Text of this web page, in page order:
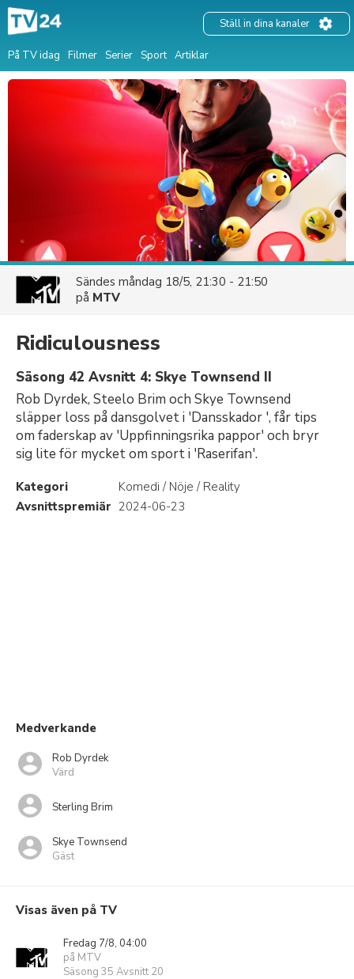
På TV idag Filmer Serier Sport Artiklar
Ställ in dina kanaler
Sändes måndag 18/5, 21:30 - 21:50
på MTV
Ridiculousness
Säsong 42 Avsnitt 4: Skye Townsend II
Rob Dyrdek, Steelo Brim och Skye Townsend
släpper loss på dansgolvet i 'Dansskador ', får tips
om faderskap av 'Uppfinningsrika pappor' och bryr
sig lite för mycket om sport i 'Raserifan'.
Kategori
Komedi / Nöje / Reality
Avsnittspremiär 2024-06-23
Medverkande
Rob Dyrdek
Värd
Sterling Brim
Skye Townsend
Gäst
Visas även på TV
Fredag 7/8, 04:00
på MTV
Säsong 35 Avsnitt 20